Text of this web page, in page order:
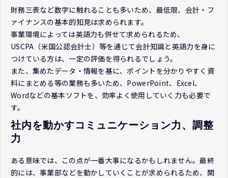
財務三表など数字に触れることも多いため、最低限、会計・フ
ァイナンスの基本的知見は求められます。
事業環境によっては英語力も併せて求められるため、
USCPA（米国公認会計士）等を通じて会計知識と英語力を身に
つけている方は、一定の評価を得られるでしょう。
また、集めたデータ・情報を基に、ポイントを分かりやすく資
料にまとめる等の業務も多いため、PowerPoint、Excel、
Wordなどの基本ソフトを、効率よく使用していく力も必要で
す。
社内を動かすコミュニケーション力、調整
力
ある意味では、この点が一番大事になるかもしれません。最終
的には、事業部などを動かしていくことが求められるため、関